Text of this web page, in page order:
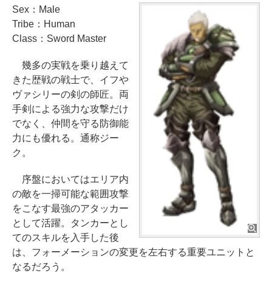
Sex：Male
Tribe：Human
Class：Sword Master
幾多の実戦を乗り越えて
きた歴戦の戦士で、イフや
ヴァシリーの剣の師匠。両
手剣による強力な攻撃だけ
でなく、仲間を守る防御能
力にも優れる。通称ジー
ク。
序盤においてはエリア内
の敵を一掃可能な範囲攻撃
をこなす最強のアタッカー
として活躍。タンカーとし
てのスキルを入手した後
は、フォーメーションの変更を左右する重要ユニットと
なるだろう。